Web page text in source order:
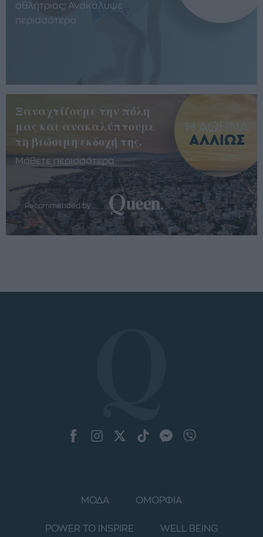
αθλήτριας; Ανακάλυψε
περισσότερα
Ξαναχτίζουμε την πόλη
μας και ανακαλύπτουμε
τη βιώσιμη εκδοχή της.
Μάθετε περισσότερα
Recommended by
ΜΟΔΑ ΟΜΟΡΦΙΑ
POWER TO INSPIRE WELL BEING